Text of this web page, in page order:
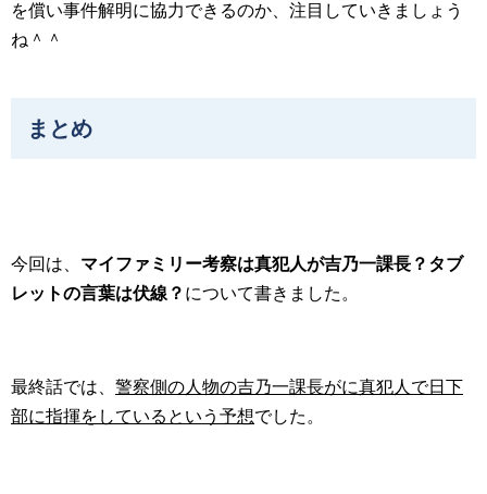
を償い事件解明に協力できるのか、注目していきましょう
ね＾＾
まとめ
今回は、 マイファミリー考察は真犯人が吉乃一課長？タブ
レットの言葉は伏線？ について書きました。
最終話では、 警察側の人物の吉乃一課長がに真犯人で日下
部に指揮をしているという予想でした。